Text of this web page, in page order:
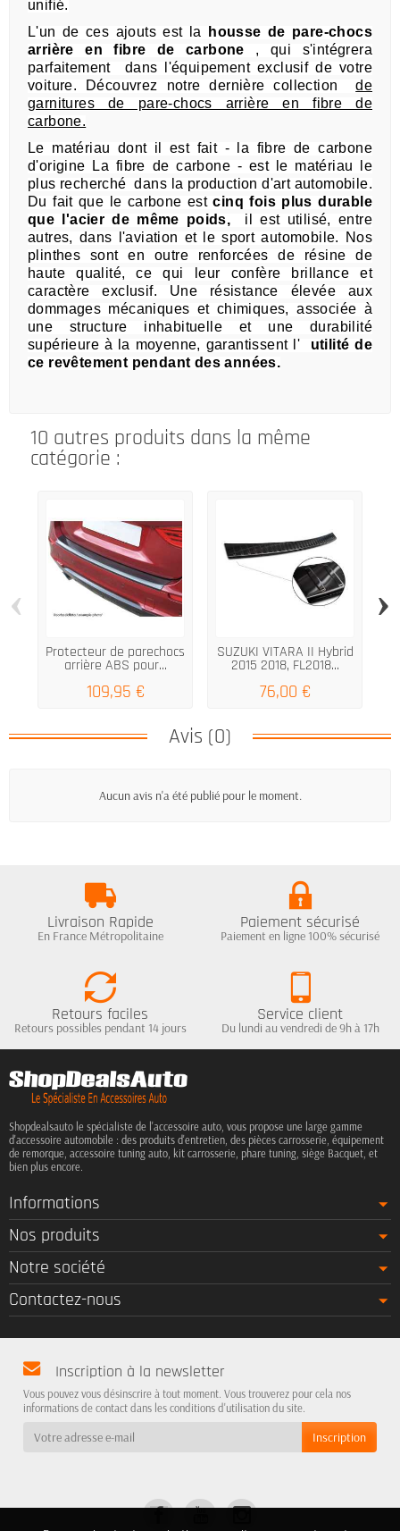
unifié.
L'un de ces ajouts est la
housse de pare-chocs
arrière en fibre de carbone , qui s'intégrera
parfaitement dans l'équipement exclusif de votre
voiture.
Découvrez notre dernière collectionde
garnitures de pare-chocs arrière en fibre de
carbone.
Le matériau dont il est fait - la fibre de carbone
d'origine La fibre de carbone - est le matériau le
plus recherchédans la production d'art automobile.
Du fait que le carbone estcinq fois plus durable
que l'acier de même poids, il est utilisé, entre
autres, dans l'aviation et le sport automobile.
Nos
plinthes sont en outre renforcées de résine de
haute qualité, ce qui leur confère brillance et
caractère exclusif. Une résistance élevée aux
dommages mécaniques et chimiques, associée à
une structure inhabituelle et une durabilité
supérieure à la moyenne, garantissent l' utilité de
ce revêtement pendant des années.
10 autres produits dans la même
catégorie :
Protecteur de parechocs
arrière ABS pour...
109,95 €
SUZUKI VITARA II Hybrid
2015 2018, FL2018...
76,00 €
‹ ›
Avis (0)
Aucun avis n'a été publié pour le moment.
Livraison Rapide
En France Métropolitaine
Paiement sécurisé
Paiement en ligne 100% sécurisé
Retours faciles
Retours possibles pendant 14 jours
Service client
Du lundi au vendredi de 9h à 17h
Shopdealsauto le spécialiste de l'accessoire auto, vous propose une large gamme
d'accessoire automobile : des produits d'entretien, des pièces carrosserie, équipement
de remorque, accessoire tuning auto, kit carrosserie, phare tuning, siège Bacquet, et
bien plus encore.
Informations
Nos produits
Notre société
Contactez-nous
Inscription à la newsletter
Vous pouvez vous désinscrire à tout moment. Vous trouverez pour cela nos
informations de contact dans les conditions d'utilisation du site.